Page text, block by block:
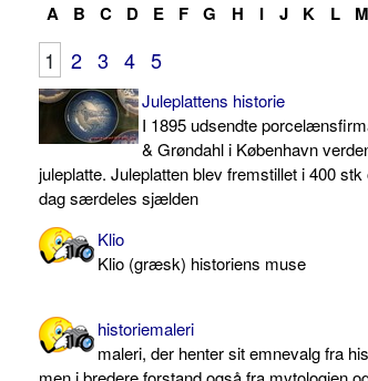
A B C D E F G H I J K L M
1 2 3 4 5
Juleplattens historie
I 1895 udsendte
& Grøndahl i København
juleplatte. Juleplatten blev fremstillet i 400 stk
dag særdeles sjælden
Klio
Klio (græsk) historiens muse
historiemaleri
maleri, der henter sit emnevalg fra